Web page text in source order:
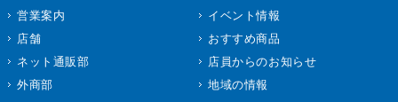
営業案内
店舗
ネット通販部
外商部
イベント情報
おすすめ商品
店員からのお知らせ
地域の情報